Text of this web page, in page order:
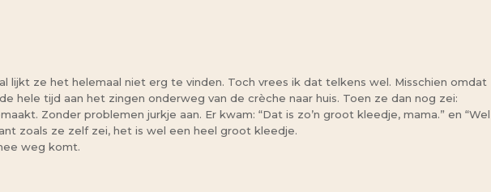
lijkt ze het helemaal niet erg te vinden. Toch vrees ik dat telkens wel. Misschien omdat
hele tijd aan het zingen onderweg van de crèche naar huis. Toen ze dan nog zei:
Zonder problemen jurkje aan. Er kwam: “Dat is zo’n groot kleedje, mama.” en “Wel
zoals ze zelf zei, het is wel een heel groot kleedje.
weg komt.